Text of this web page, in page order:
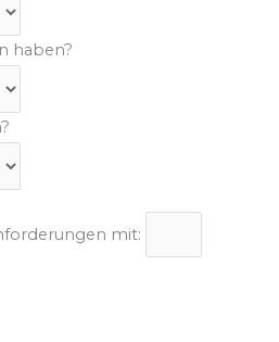
haben?
mit: